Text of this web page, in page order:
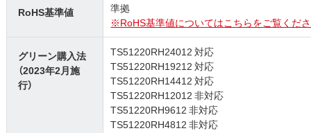
RoHS基準値
準拠
※RoHS基準値についてはこちらをご覧くだ
グリーン購入法
（2023年2月施
行）
TS51220RH24012 対応
TS51220RH19212 対応
TS51220RH14412 対応
TS51220RH12012 非対応
TS51220RH9612 非対応
TS51220RH4812 非対応